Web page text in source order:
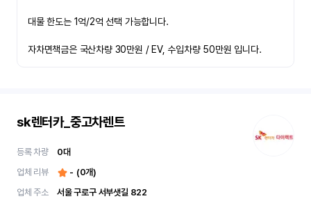
대물 한도는 1억/2억 선택 가능합니다.
자차면책금은 국산차량 30만원 / EV, 수입차량 50만원 입니다.
sk렌터카_중고차렌트
등록 차량 0대
업체 리뷰
- (0개)
업체 주소
서울 구로구 서부샛길 822